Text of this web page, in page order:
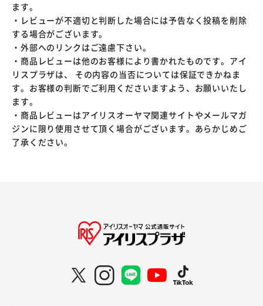
ます。
・レビューが不適切と判断した場合には予告なく投稿を削除
する場合がございます。
・外部へのリンクはご遠慮下さい。
・商品レビューは他のお客様により書かれたものです。アイ
リスプラザは、 その内容の当否については保証できかねま
す。お客様の判断でご利用くださいますよう、お願いいたし
ます。
・商品レビューはアイリスオーヤマ関連サイトやメールマガ
ジンに限り使用させて頂く場合がございます。あらかじめご
了承ください。